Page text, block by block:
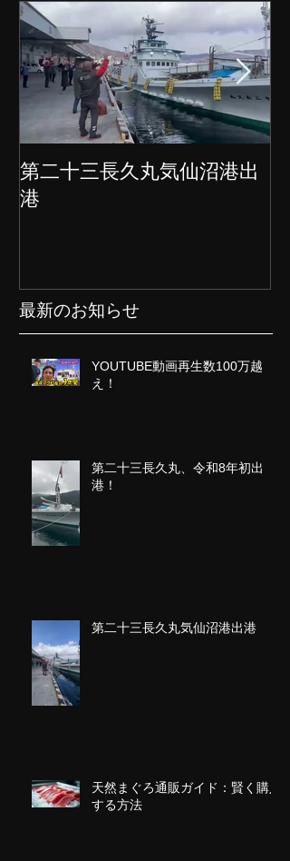
第二十三長久丸気仙沼港出
港
最新のお知らせ
YOUTUBE動画再生数100万越
え！
第二十三長久丸、令和8年初出
港！
第二十三長久丸気仙沼港出港
天然まぐろ通販ガイド：賢く購入
する方法